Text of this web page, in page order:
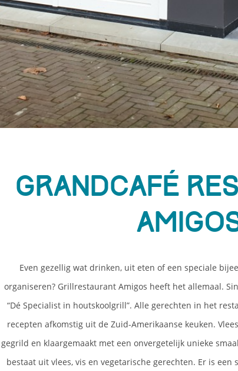
Grandcafé
Even gezellig wat drinken, uit eten of een speciale
organiseren? Grillrestaurant Amigos heeft het allemaal.
“Dé Specialist in houtskoolgrill”. Alle gerechten in het
recepten afkomstig uit de Zuid-Amerikaanse keuken.
gegrild en klaargemaakt met een onvergetelijk unieke
bestaat uit vlees, vis en vegetarische gerechten. Er is